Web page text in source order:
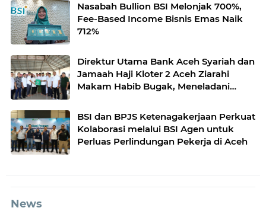
Nasabah Bullion BSI Melonjak 700%,
Fee-Based Income Bisnis Emas Naik
712%
Direktur Utama Bank Aceh Syariah dan
Jamaah Haji Kloter 2 Aceh Ziarahi
Makam Habib Bugak, Meneladani
Sepanjang Zaman
BSI dan BPJS Ketenagakerjaan Perkuat
Kolaborasi melalui BSI Agen untuk
Perluas Perlindungan Pekerja di Aceh
News